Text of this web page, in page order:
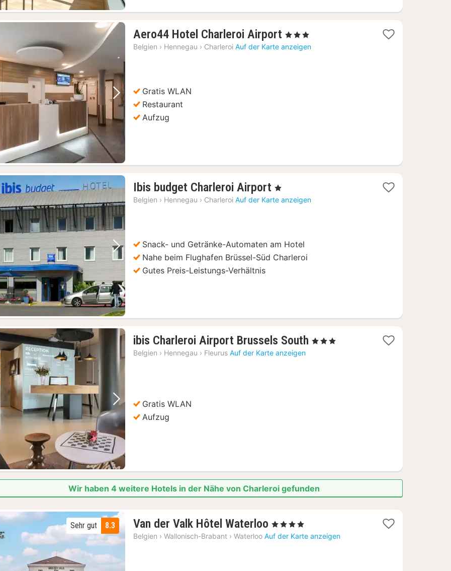
Vorheriges Bild Nächstes Bild
Aero44 Hotel Charleroi Airport 1
Nacht
, 3 Sterne
Belgien › Hennegau › Charleroi Auf der Karte anzeigen
Gratis WLAN
Restaurant
Aufzug
Vorheriges Bild Nächstes Bild
Ibis budget Charleroi Airport 1
Nacht
, 1 Sterne
Belgien › Hennegau › Charleroi Auf der Karte anzeigen
Snack- und Getränke-Automaten am Hotel
Nahe beim Flughafen Brüssel-Süd Charleroi
Gutes Preis-Leistungs-Verhältnis
Vorheriges Bild Nächstes Bild
ibis Charleroi Airport Brussels South 1
, 3 Sterne
Belgien › Hennegau › Fleurus Auf der Karte anzeigen
Gratis WLAN
Aufzug
Wir haben 4 weitere Hotels in der Nähe von Charleroi gefunden
8.3
Sehr gut Van der Valk Hôtel Waterloo 1
Nacht
, 4 Sterne
Belgien › Wallonisch-Brabant › Waterloo Auf der Karte anzeigen